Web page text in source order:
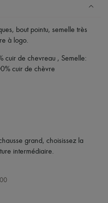
, bout pointu, semelle très
à logo.
cuir de chevreau , Semelle:
cuir de chèvre
grand, choisissez la
intermédiaire.